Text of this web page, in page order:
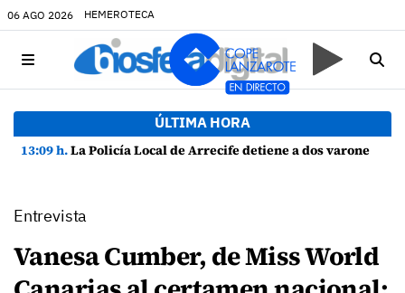
06 AGO 2026 HEMEROTECA
ÚLTIMA HORA
13:09 h.La Policía Local de Arrecife detiene a dos varones por altercado y amenazas con arma blanca
Entrevista
Vanesa Cumber, de Miss World